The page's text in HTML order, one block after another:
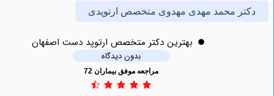
محمد مهدی مهدوی متخصص ارتوپدی
بهترين دکتر متخصص ارتوپد دست اصفهان
بدون دیدگاه
مراجعه موفق بیماران 72